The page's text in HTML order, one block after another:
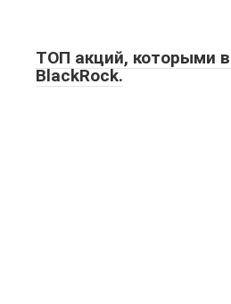
ТОП акций, которыми
BlackRock.